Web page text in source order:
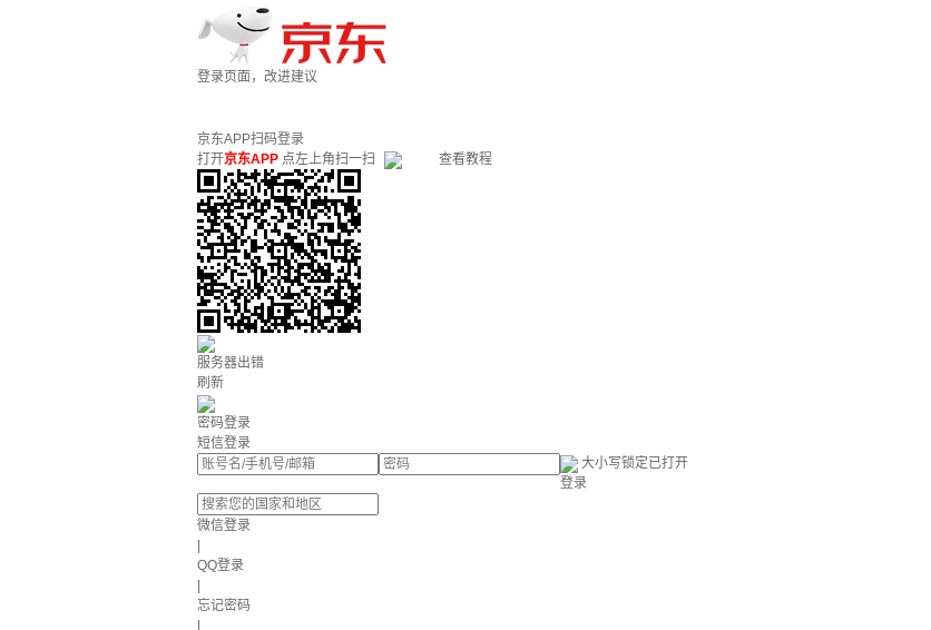
登录页面，改进建议
京东APP扫码登录
打开京东APP 点左上角扫一扫 查看教程
服务器出错
刷新
密码登录
短信登录
大小写锁定已打开
登录
微信登录
QQ登录
忘记密码